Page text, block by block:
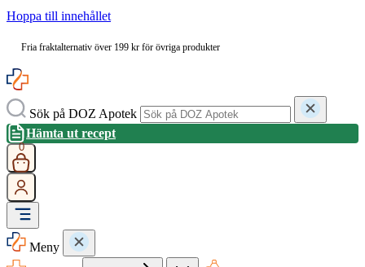
Hoppa till innehållet
Fria fraktalternativ över 199 kr för övriga produkter
Sök på DOZ Apotek
Hämta ut recept
0
Meny